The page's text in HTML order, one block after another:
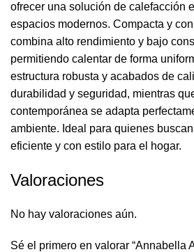
ofrecer una solución de calefacción
espacios modernos. Compacta y
combina alto rendimiento y bajo
permitiendo calentar de forma
estructura robusta y acabados de
durabilidad y seguridad, mientras
contemporánea se adapta
ambiente. Ideal para quienes
eficiente y con estilo para el hogar.
Valoraciones
No hay valoraciones aún.
Sé el primero en valorar “Annabella